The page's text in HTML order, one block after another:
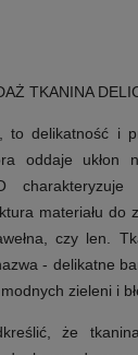
TKANINA
to delikatność i
oddaje ukłon
charakteryzuje
materiału do
czy len.
- delikatne
zieleni i
że